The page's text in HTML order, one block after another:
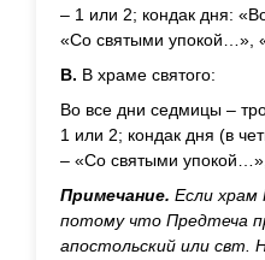
– 1 или 2; кондак дня:
«Со святыми упокой…»,
В. В храме святого:
Во все дни седмицы –
1 или 2; кондак дня (в
– «Со святыми
Примечание. Если храм
потому что Предтеча
апостольский или свт.